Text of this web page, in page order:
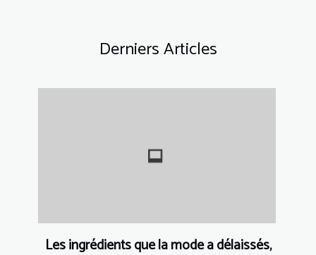
Derniers Articles
Les ingrédients que la mode a délaissés,